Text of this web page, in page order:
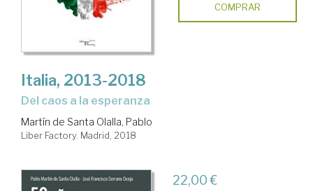
COMPRAR
Italia, 2013-2018
del caos a la esperanza
Martín de Santa Olalla, Pablo
Liber Factory. Madrid, 2018
22,00 €